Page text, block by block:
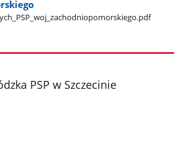
PSP w Szczecinie